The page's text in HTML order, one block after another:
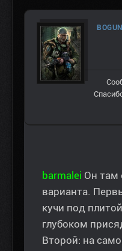
barmalei Он там
варианта.
кучи под
глубоком
Второй: на